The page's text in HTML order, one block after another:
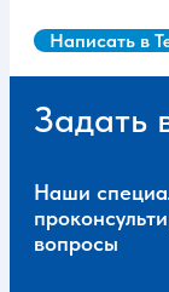
Написать в
Задать
Наши
вопросы